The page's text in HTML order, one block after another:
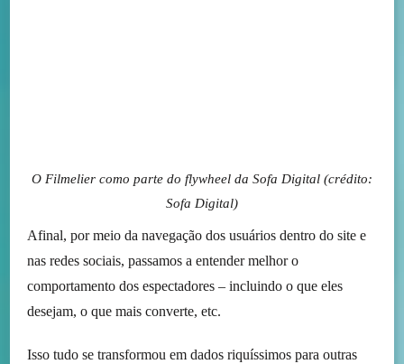
O Filmelier como parte do flywheel da Sofa Digital (crédito:
Sofa Digital)
Afinal, por meio da navegação dos usuários dentro do site e
nas redes sociais, passamos a entender melhor o
comportamento dos espectadores – incluindo o que eles
desejam, o que mais converte, etc.
Isso tudo se transformou em dados riquíssimos para outras